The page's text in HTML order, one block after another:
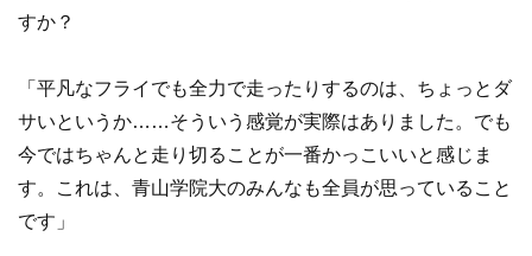
すか？
「平凡なフライでも全力で走ったりするのは、ちょっとダ
サいというか……そういう感覚が実際はありました。でも
今ではちゃんと走り切ることが一番かっこいいと感じま
す。これは、青山学院大のみんなも全員が思っていること
です」